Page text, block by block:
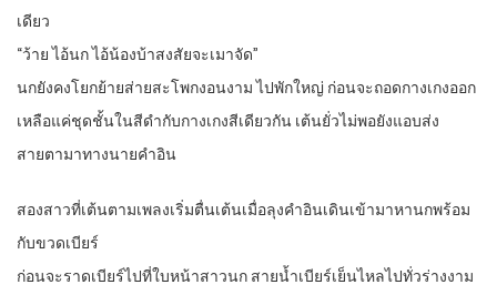
เดียว
“ว้าย ไอ้นก ไอ้น้องบ้าสงสัยจะเมาจัด”
นกยังคงโยกย้ายส่ายสะโพกงอนงาม ไปพักใหญ่ ก่อนจะถอดกางเกงออก
เหลือแค่ชุดชั้นในสีดำกับกางเกงสีเดียวกัน เต้นยั่วไม่พอยังแอบส่ง
สายตามาทางนายคำอิน
สองสาวที่เต้นตามเพลงเริ่มตื่นเต้นเมื่อลุงคำอินเดินเข้ามาหานกพร้อม
กับขวดเบียร์
ก่อนจะราดเบียร์ไปที่ใบหน้าสาวนก สายน้ำเบียร์เย็นไหลไปทั่วร่างงาม